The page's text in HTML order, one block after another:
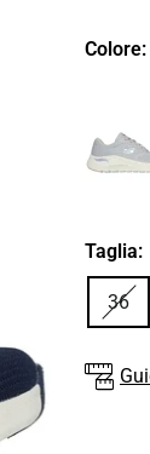
Colore:
Taglia:
36